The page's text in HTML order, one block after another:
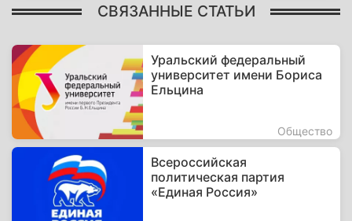
СВЯЗАННЫЕ СТАТЬИ
Уральский федеральный
университет имени Бориса
Ельцина
Общество
Всероссийская
политическая партия
«Единая Россия»